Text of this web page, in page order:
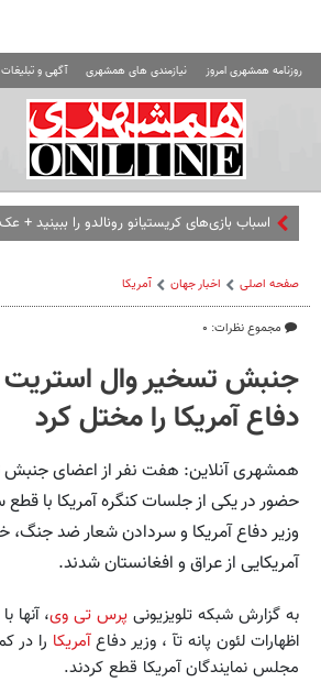
روزنامه همشهری امروز نیازمندی های همشهری آگهی و تبلیغات
اسباب‌ بازی‌های کریستیانو رونالدو را ببینید +
صفحه اصلی اخبار جهان آمریکا
مجموع نظرات: ۰
جنبش تسخیر وال
دفاع آمریکا را مختل کرد
همشهری آنلاین: هفت نفر از اعضای جنبش
حضور در یکی از جلسات کنگره آمریکا با قطع
وزیر دفاع آمریکا و سردادن شعار ضد جنگ،
آمریکایی از عراق و افغانستان شدند.
به گزارش شبکه تلویزیونی پرس تی وی، آنها
اظهارات لئون پانه تآ ، وزیر دفاعآمریکا را در
مجلس نمایندگان آمریکا قطع کردند.